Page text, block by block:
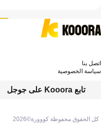
كل الحقوق محفوظة كووورة©2026
تابع Kooora على جوجل
اتصل بنا
سياسة الخصوصية